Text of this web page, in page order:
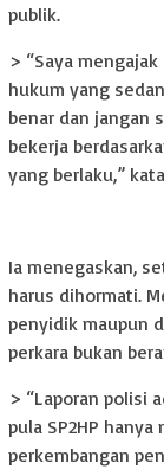
publik.
> “Saya
hukum yang
benar dan jangan
bekerja
yang berlaku,”
Ia menegaskan,
harus dihormati.
penyidik maupun
perkara bukan
> “Laporan polisi
pula SP2HP
perkembangan